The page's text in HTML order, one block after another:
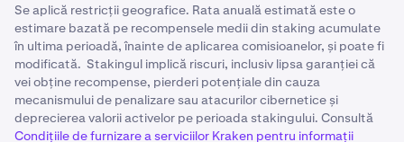
Se aplică restricții geografice. Rata anuală estimată este o
estimare bazată pe recompensele medii din staking acumulate
în ultima perioadă, înainte de aplicarea comisioanelor, și poate fi
modificată. Stakingul implică riscuri, inclusiv lipsa garanției că
vei obține recompense, pierderi potențiale din cauza
mecanismului de penalizare sau atacurilor cibernetice și
deprecierea valorii activelor pe perioada stakingului. Consultă
Condițiile de furnizare a serviciilor Kraken pentru informații